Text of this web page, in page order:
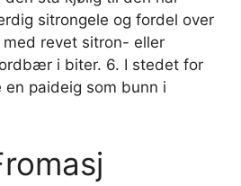
sitrongele og fordel over
med revet sitron- eller
i biter. 6. I stedet for
en paideig som bunn i